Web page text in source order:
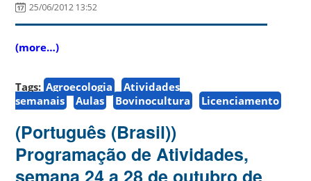
25/06/2012 13:52
(more…)
Tags: Agroecologia
Atividades
semanais
Aulas Bovinocultura Licenciamento
(Português (Brasil))
Programação de Atividades,
semana 24 a 28 de outubro de